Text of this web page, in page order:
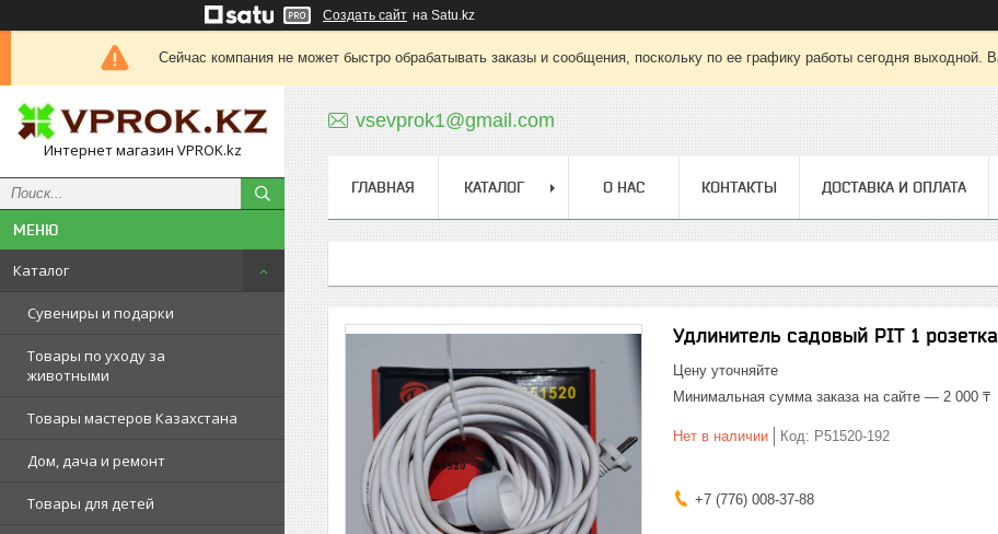
Создать сайт на Satu.kz
Сейчас компания не может быстро обрабатывать заказы и сообщения, поскольку по ее графику работы сегодня выходной.
Интернет магазин VPROK.kz
Каталог
Сувениры и подарки
Товары по уходу за
животными
Товары мастеров Казахстана
Дом, дача и ремонт
Товары для детей
vsevprok1@gmail.com
ГЛАВНАЯ КАТАЛОГ О НАС КОНТАКТЫ ДОСТАВКА И ОПЛАТА
Удлинитель садовый PIT 1
Цену уточняйте
Минимальная сумма заказа на сайте — 2 000 ₸
Нет в наличии Код: P51520-192
+7 (776) 008-37-88